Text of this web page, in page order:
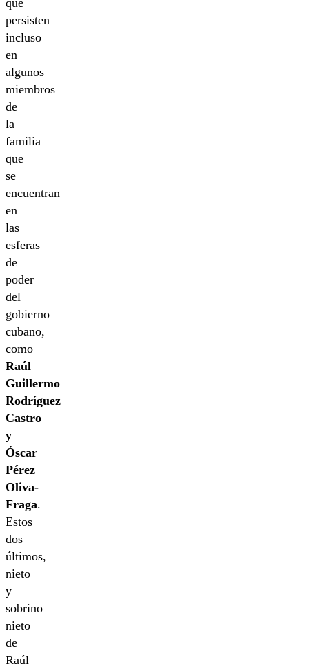
persisten
incluso
en
algunos
miembros
de
la
familia
que
se
encuentran
en
las
esferas
de
poder
del
gobierno
cubano,
como
Raúl
Guillermo
Rodríguez
Castro
y
Óscar
Pérez
Oliva-
Fraga.
Estos
dos
últimos,
nieto
y
sobrino
nieto
de
Raúl